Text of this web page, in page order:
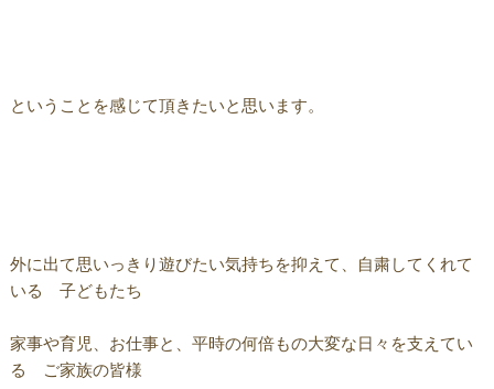
ということを感じて頂きたいと思います。
外に出て思いっきり遊びたい気持ちを抑えて、自粛してくれて
いる 子どもたち
家事や育児、お仕事と、平時の何倍もの大変な日々を支えてい
る ご家族の皆様